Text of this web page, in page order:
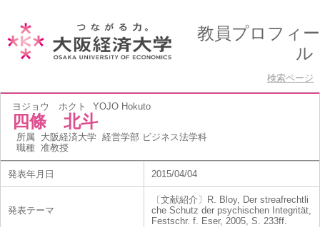
教員プロフィー
ル
検索ページ
ヨジョウ ホクト YOJO Hokuto
四條 北斗
所属 大阪経済大学 経営学部 ビジネス法学科
職種 准教授
発表年月日 2015/04/04
発表テーマ
〔文献紹介〕R. Bloy, Der streafrechtli
che Schutz der psychischen Integrität,
Festschr. f. Eser, 2005, S. 233ff.